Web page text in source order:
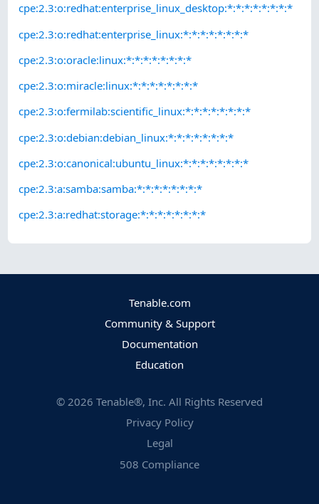
cpe:2.3:o:redhat:enterprise_linux_desktop:*:*:*:*:*:*:*:*
cpe:2.3:o:redhat:enterprise_linux:*:*:*:*:*:*:*:*
cpe:2.3:o:oracle:linux:*:*:*:*:*:*:*:*
cpe:2.3:o:miracle:linux:*:*:*:*:*:*:*:*
cpe:2.3:o:fermilab:scientific_linux:*:*:*:*:*:*:*:*
cpe:2.3:o:debian:debian_linux:*:*:*:*:*:*:*:*
cpe:2.3:o:canonical:ubuntu_linux:*:*:*:*:*:*:*:*
cpe:2.3:a:samba:samba:*:*:*:*:*:*:*:*
cpe:2.3:a:redhat:storage:*:*:*:*:*:*:*:*
Tenable.com
Community & Support
Documentation
Education
© 2026 Tenable®, Inc. All Rights Reserved
Privacy Policy
Legal
508 Compliance